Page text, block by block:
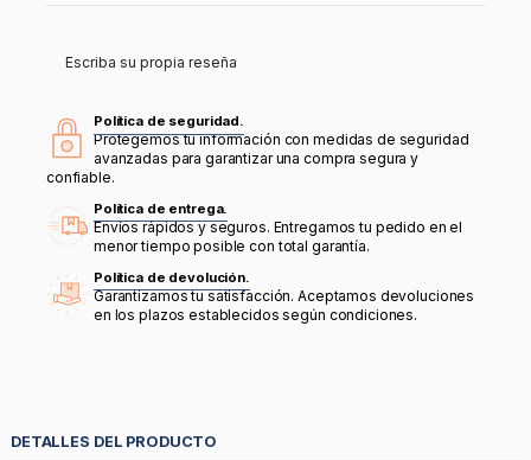
Escriba su propia reseña
Política de seguridad.
Protegemos tu información con medidas de seguridad
avanzadas para garantizar una compra segura y
confiable.
Política de entrega.
Envíos rápidos y seguros. Entregamos tu pedido en el
menor tiempo posible con total garantía.
Política de devolución.
Garantizamos tu satisfacción. Aceptamos devoluciones
en los plazos establecidos según condiciones.
DETALLES DEL PRODUCTO